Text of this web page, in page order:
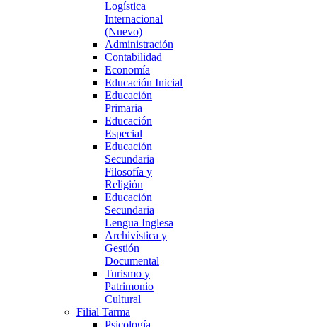
Logística
Internacional
(Nuevo)
Administración
Contabilidad
Economía
Educación Inicial
Educación
Primaria
Educación
Especial
Educación
Secundaria
Filosofía y
Religión
Educación
Secundaria
Lengua Inglesa
Archivística y
Gestión
Documental
Turismo y
Patrimonio
Cultural
Filial Tarma
Psicología